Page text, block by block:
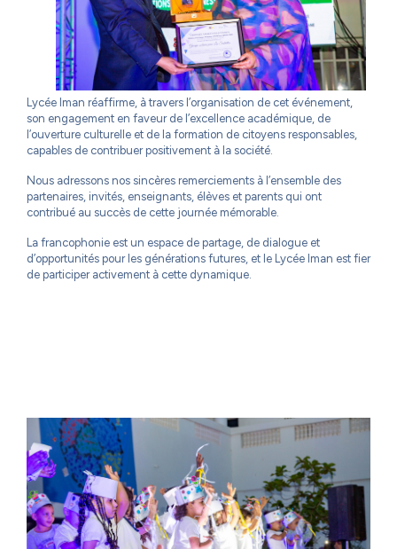
Lycée Iman réaffirme, à travers l’organisation de cet événement,
son engagement en faveur de l’excellence académique, de
l’ouverture culturelle et de la formation de citoyens responsables,
capables de contribuer positivement à la société.
Nous adressons nos sincères remerciements à l’ensemble des
partenaires, invités, enseignants, élèves et parents qui ont
contribué au succès de cette journée mémorable.
La francophonie est un espace de partage, de dialogue et
d’opportunités pour les générations futures, et le Lycée Iman est fier
de participer activement à cette dynamique.